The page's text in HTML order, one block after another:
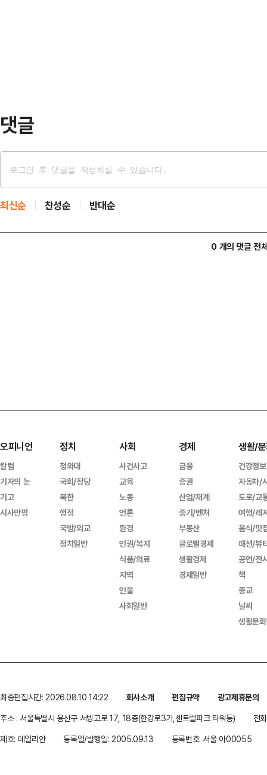
댓글
최신순 찬성순 반대순
0 개의 댓글 전
오피니언
칼럼
기자의 눈
기고
시사만평
정치
청와대
국회/정당
북한
행정
국방/외교
정치일반
사회
사건사고
교육
노동
언론
환경
인권/복지
식품/의료
지역
인물
사회일반
경제
금융
증권
산업/재계
중기/벤처
부동산
글로벌경제
생활경제
경제일반
생활/
건강정보
자동차/
도로/교
여행/레
음식/맛
패션/뷰
공연/전
책
종교
날씨
생활문
최종편집시간: 2026.08.10 14:22 회사소개 편집규약
광고제휴문의
주소 : 서울특별시 용산구 서빙고로 17, 18층(한강로3가,센트럴파크 타워동)
전
제호: 데일리안
등록일/발행일: 2005.09.13 등록번호: 서울 아00055